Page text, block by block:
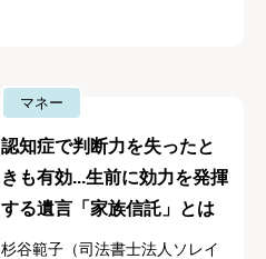
マネー
認知症で判断力を失ったと
きも有効...生前に効力を発揮
する遺言「家族信託」とは
杉谷範子（司法書士法人ソレイ